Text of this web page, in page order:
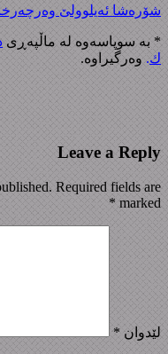
شۆرەشا ئەیلوولێ
* بە سوپاسەوە لە ماڵپەڕی
ك. وەرگیراوە.
Leave a Reply
Required fields are
marked
*
لێدوان *